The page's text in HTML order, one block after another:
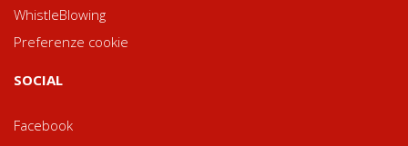
WhistleBlowing
Preferenze cookie
SOCIAL
Facebook